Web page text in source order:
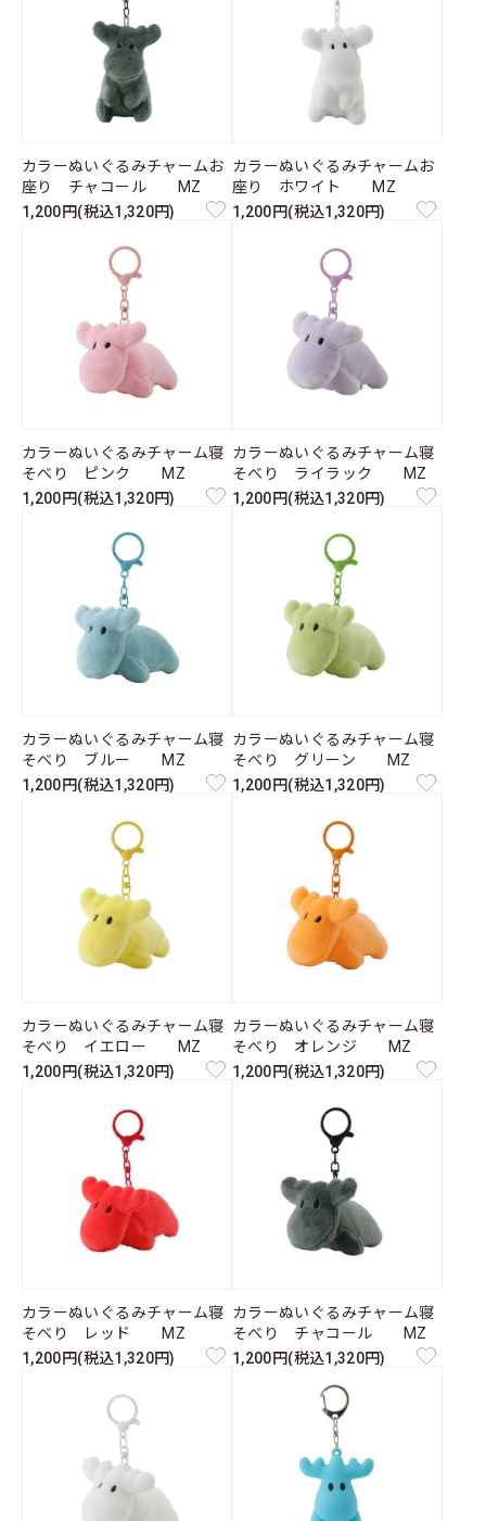
カラーぬいぐるみチャームお
座り チャコール MZ
1,200円(税込1,320円)
カラーぬいぐるみチャームお
座り ホワイト MZ
1,200円(税込1,320円)
カラーぬいぐるみチャーム寝
そべり ピンク MZ
1,200円(税込1,320円)
カラーぬいぐるみチャーム寝
そべり ライラック MZ
1,200円(税込1,320円)
カラーぬいぐるみチャーム寝
そべり ブルー MZ
1,200円(税込1,320円)
カラーぬいぐるみチャーム寝
そべり グリーン MZ
1,200円(税込1,320円)
カラーぬいぐるみチャーム寝
そべり イエロー MZ
1,200円(税込1,320円)
カラーぬいぐるみチャーム寝
そべり オレンジ MZ
1,200円(税込1,320円)
カラーぬいぐるみチャーム寝
そべり レッド MZ
1,200円(税込1,320円)
カラーぬいぐるみチャーム寝
そべり チャコール MZ
1,200円(税込1,320円)